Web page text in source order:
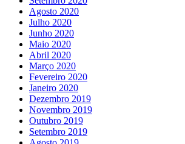
Agosto 2020
Julho 2020
Junho 2020
Maio 2020
Abril 2020
Março 2020
Fevereiro 2020
Janeiro 2020
Dezembro 2019
Novembro 2019
Outubro 2019
Setembro 2019